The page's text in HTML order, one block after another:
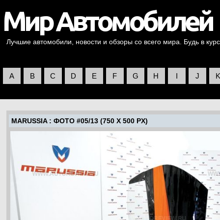
Лучшие автомобили, новости и обзоры со всего мира. Будь в
A B C D E F G H I J K
MARUSSIA: ФОТО #05/13 (750 X 500 PX)